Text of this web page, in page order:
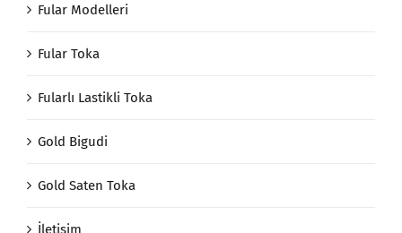
Fular Modelleri
Fular Toka
Fularlı Lastikli Toka
Gold Bigudi
Gold Saten Toka
İletişim